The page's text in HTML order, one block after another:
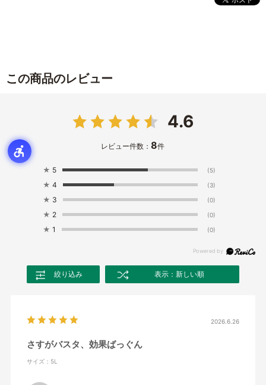
この商品のレビュー
4.6
レビュー件数：8件
★ 5 (5)
★ 4 (3)
★ 3 (0)
★ 2 (0)
★ 1 (0)
絞り込み 表示：新しい順
2026.6.26
さすがバスタ、効果ばっぐん
サイズ：5L